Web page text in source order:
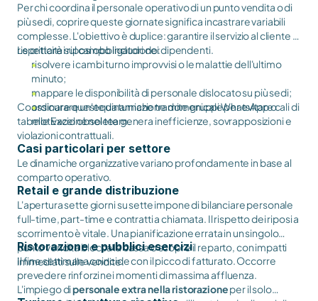
Per chi coordina il personale operativo di un punto vendita o di
più sedi, coprire queste giornate significa incastrare variabili
complesse. L'obiettivo è duplice: garantire il servizio al cliente e
rispettare i riposi obbligatori dei dipendenti.
Le criticità sul campo includono:
risolvere i cambi turno improvvisi o le malattie dell'ultimo
minuto;
mappare le disponibilità di personale dislocato su più sedi;
assicurare un'equa turnazione domenicale per evitare cali di
motivazione nel team.
Coordinare queste dinamiche tramite gruppi WhatsApp o
tabelle Excel obsolete genera inefficienze, sovrapposizioni e
violazioni contrattuali.
Casi particolari per settore
Le dinamiche organizzative variano profondamente in base al
comparto operativo.
Retail e grande distribuzione
L'apertura sette giorni su sette impone di bilanciare personale
full-time, part-time e contratti a chiamata. Il rispetto dei riposi a
scorrimento è vitale. Una pianificazione errata in un singolo
punto vendita blocca la cassa o scopre il reparto, con impatti
immediati sulle vendite.
Ristorazione e pubblici esercizi
Il fine settimana coincide con il picco di fatturato. Occorre
prevedere rinforzi nei momenti di massima affluenza.
L'impiego dipersonale extra nella ristorazioneper il solo